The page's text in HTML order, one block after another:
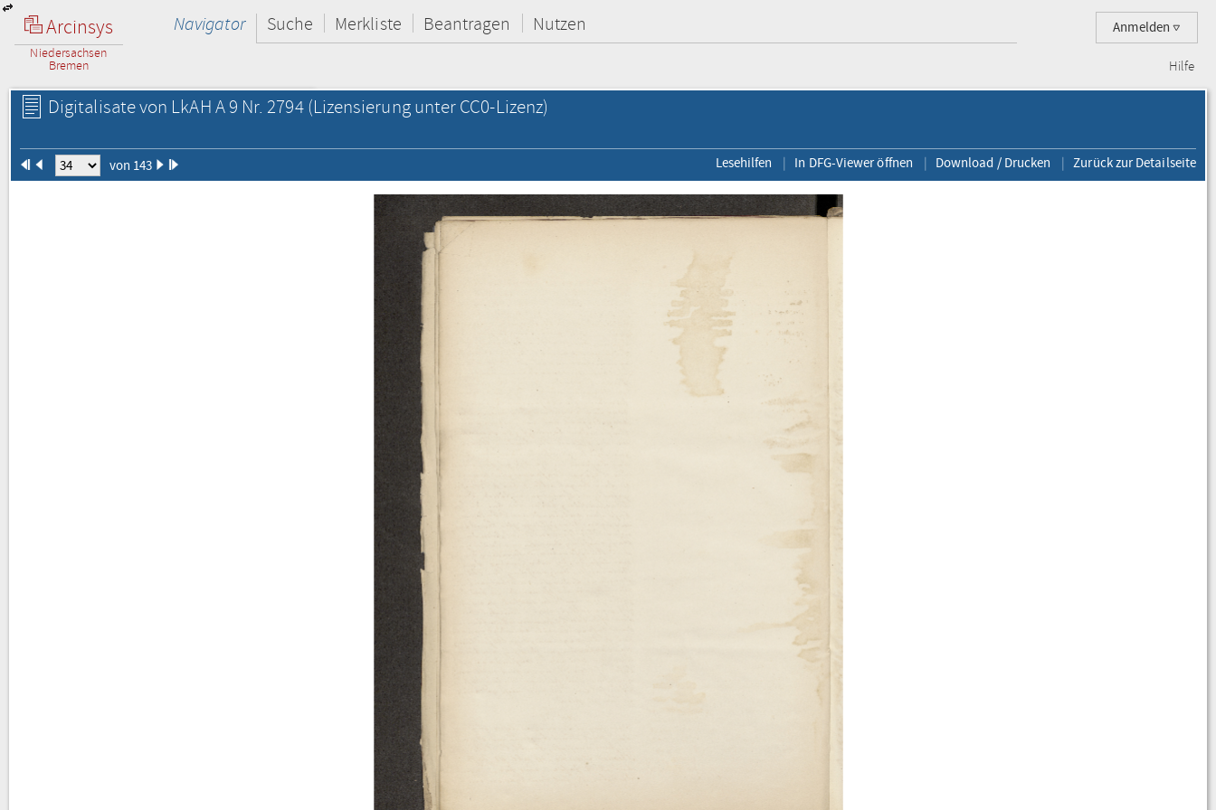
Arcinsys
Niedersachsen
Bremen
Anmelden
Navigator Suche Merkliste Beantragen Nutzen
Hilfe
Digitalisate von LkAH A 9 Nr. 2794(Lizensierung unter CC0-Lizenz)
von 143 Lesehilfen In DFG-Viewer öffnen Download / Drucken Zurück zur Detailseite